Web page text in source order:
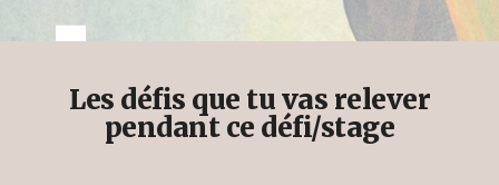
Les défis que tu vas relever
pendant ce défi/stage